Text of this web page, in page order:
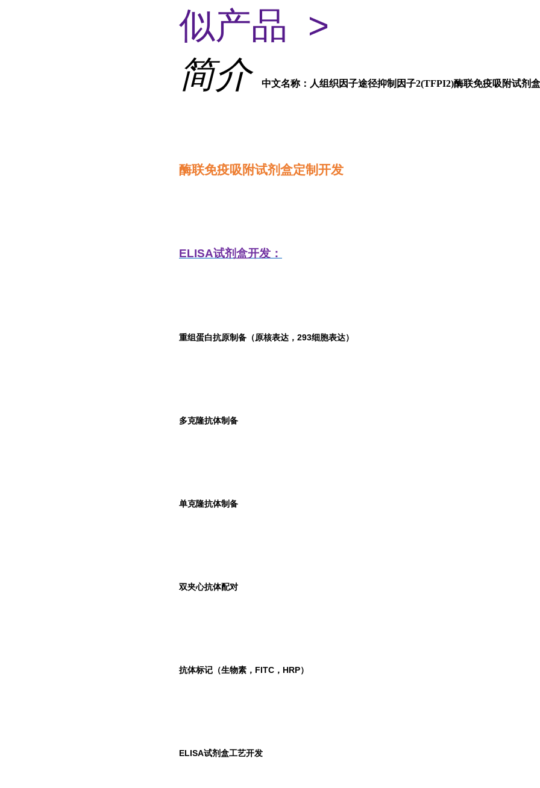
似产品 >
简介
中文名称：人组织因子途径抑制因子2(TFPI2)酶联免疫吸附试剂盒
酶联免疫吸附试剂盒定制开发
ELISA试剂盒开发：
重组蛋白抗原制备（原核表达，293细胞表达）
多克隆抗体制备
单克隆抗体制备
双夹心抗体配对
抗体标记（生物素，FITC，HRP）
ELISA试剂盒工艺开发